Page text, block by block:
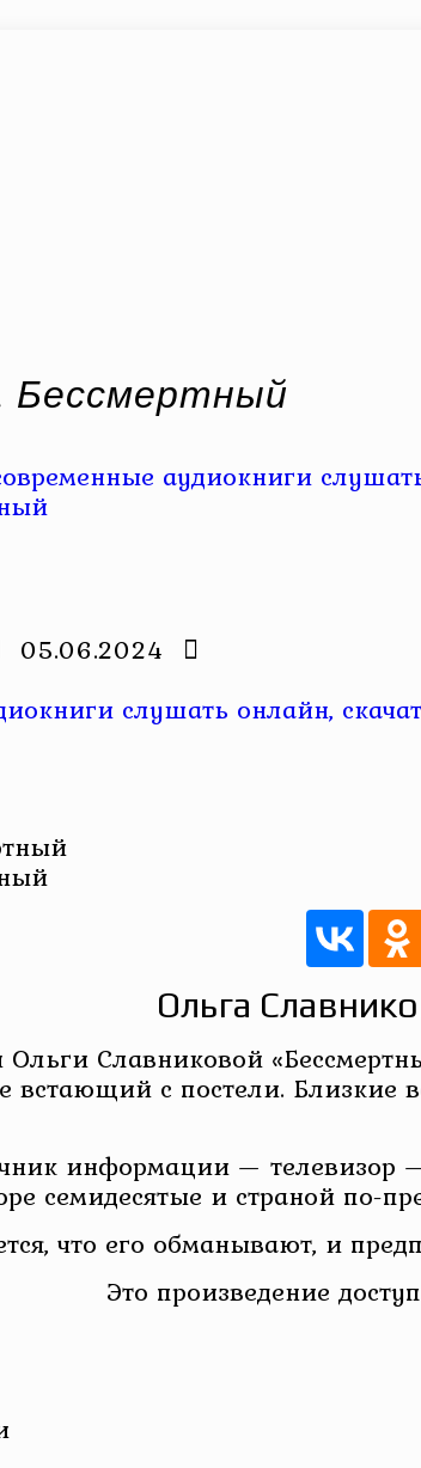
Бессмертный
аудиокниги
05.06.2024
слушать онлайн,
Ольга
Славниковой
встающий с постели. Близкие
информации —
семидесятые и страной по-
что его обманывают, и
Это произведение